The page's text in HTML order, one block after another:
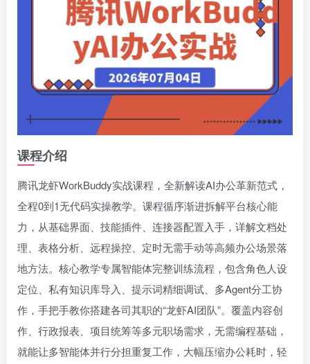
课程介绍
腾讯龙虾WorkBuddy实战课程，全新解读AI办公革新范式，
全程0到1无代码实操教学。课程循序渐进拆解平台核心能
力，从基础界面、技能插件、连接器配置入手，详解文档处
理、表格分析、远程操控、定时无需手动等高频办公场景落
地方法。核心教学专属智能体完整训练流程，包含角色人设
定位、私有知识库导入、提示词精细调试、多Agent分工协
作，手把手教你搭建各司其职的“龙虾AI团队”。覆盖内容创
作、行政报表、项目统筹等多元职场需求，无需编程基础，
就能让多智能体并行分担重复工作，大幅压缩办公耗时，轻